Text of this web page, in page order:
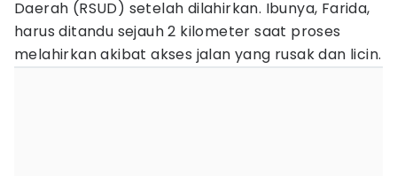
Daerah (RSUD) setelah dilahirkan. Ibunya, Farida,
harus ditandu sejauh 2 kilometer saat proses
melahirkan akibat akses jalan yang rusak dan licin.